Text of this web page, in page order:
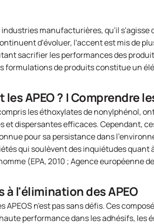
industries manufacturières, qu'il s'agisse
d'évoluer, l'accent est mis de
sacrifier les performances des
formulations de produits constitue un
les APEO ? | Comprendre
compris les éthoxylates de nonylphénol,
et dispersantes efficaces. Cependant,
pour sa persistance dans
qui soulèvent des inquiétudes
(EPA, 2010 ; Agence européenne
à l'élimination des APEO
APEOS n'est pas sans défis. Ces
performance dans les adhésifs, les